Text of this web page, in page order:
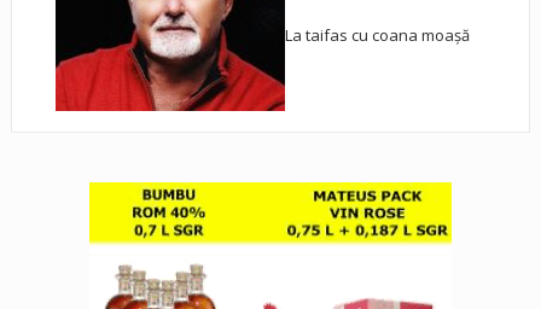
La taifas cu coana moașă